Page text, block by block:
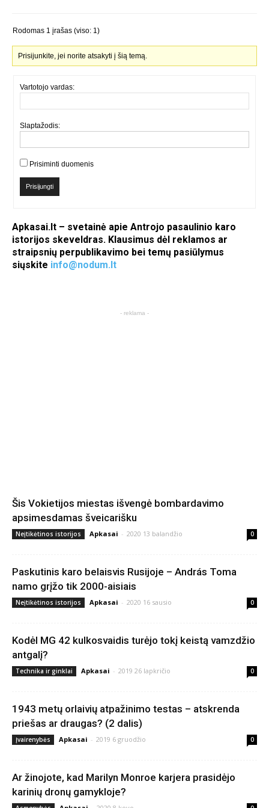
Rodomas 1 įrašas (viso: 1)
Prisijunkite, jei norite atsakyti į šią temą.
Vartotojo vardas:
Slaptažodis:
Prisiminti duomenis
Prisijungti
Apkasai.lt – svetainė apie Antrojo pasaulinio karo
istorijos skeveldras. Klausimus dėl reklamos ar
straipsnių perpublikavimo bei temų pasiūlymus
siųskite info@nodum.lt
- reklama -
Šis Vokietijos miestas išvengė bombardavimo
apsimesdamas šveicarišku
Neįtikėtinos istorijos Apkasai - 2020 13 balandžio 0
Paskutinis karo belaisvis Rusijoje – András Toma
namo grįžo tik 2000-aisiais
Neįtikėtinos istorijos Apkasai - 2020 16 sausio 0
Kodėl MG 42 kulkosvaidis turėjo tokį keistą vamzdžio
antgalį?
Technika ir ginklai Apkasai - 2019 26 lapkričio 0
1943 metų orlaivių atpažinimo testas – atskrenda
priešas ar draugas? (2 dalis)
Įvairenybės Apkasai - 2019 6 gruodžio 0
Ar žinojote, kad Marilyn Monroe karjera prasidėjo
karinių dronų gamykloje?